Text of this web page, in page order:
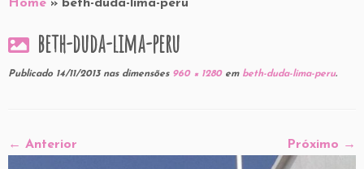
Home » beth-duda-lima-peru
beth-duda-lima-peru
Publicado 14/11/2013nas dimensões960 × 1280embeth-duda-lima-peru.
← Anterior Próximo →